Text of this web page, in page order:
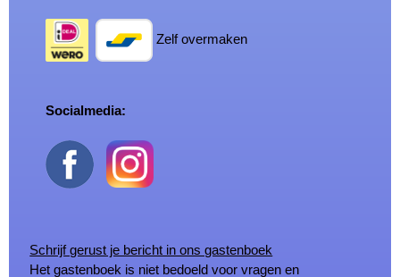
Zelf overmaken
Socialmedia:
Schrijf gerust je bericht in ons gastenboek
Het gastenboek is niet bedoeld voor vragen en